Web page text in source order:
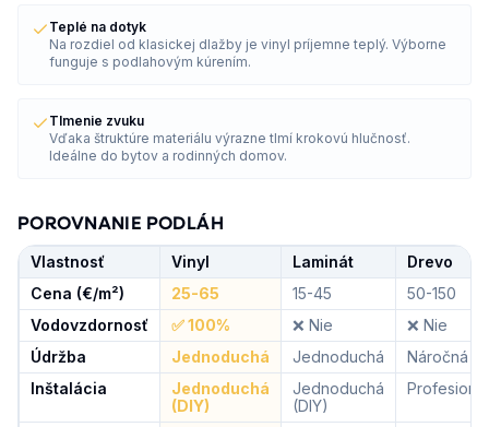
Teplé na dotyk
Na rozdiel od klasickej dlažby je vinyl príjemne teplý. Výborne
funguje s podlahovým kúrením.
Tlmenie zvuku
Vďaka štruktúre materiálu výrazne tlmí krokovú hlučnosť.
Ideálne do bytov a rodinných domov.
POROVNANIE PODLÁH
Vlastnosť Vinyl Laminát
Drevo
Cena (€/m²)
25-65 15-45
50-150
Vodovzdornosť
✅ 100% ❌ Nie
❌ Nie
Údržba
Jednoduchá Jednoduchá
Náročná
Inštalácia
Jednoduchá
(DIY)
Jednoduchá
(DIY)